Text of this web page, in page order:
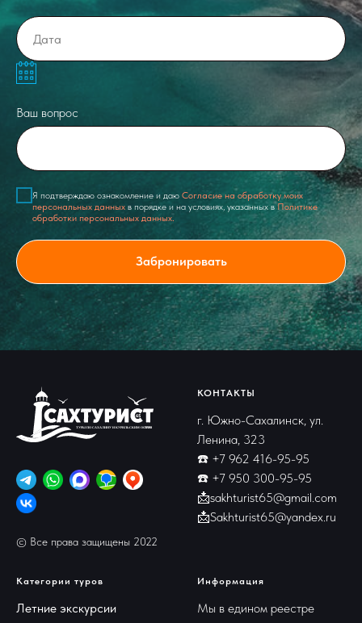
Ваш вопрос
Я подтверждаю ознакомление и даю Согласие на обработку моих
персональных данных в порядке и на условиях, указанных вПолитике
обработки персональных данных.
Забронировать
© Все права защищены 2022
КОНТАКТЫ
г. Южно-Сахалинск, ул.
Ленина, 323
☎️ +7 962 416-95-95
☎️ +7 950 300-95-95
📩sakhturist65@gmail.com
📩Sakhturist65@yandex.ru
Категории туров
Летние экскурсии
Информация
Мы в едином реестре